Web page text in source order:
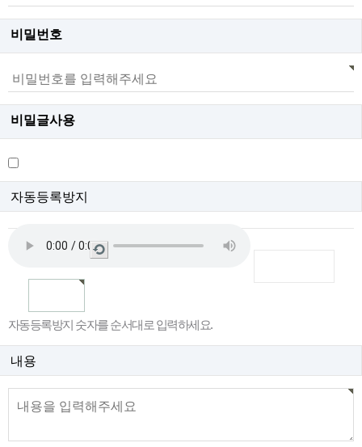
비밀번호
비밀글사용
자동등록방지
새
자동등록방지 숫자를 순서대로 입력하세요.
내용